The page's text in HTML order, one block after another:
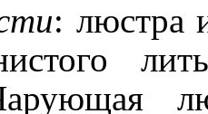
: люстра